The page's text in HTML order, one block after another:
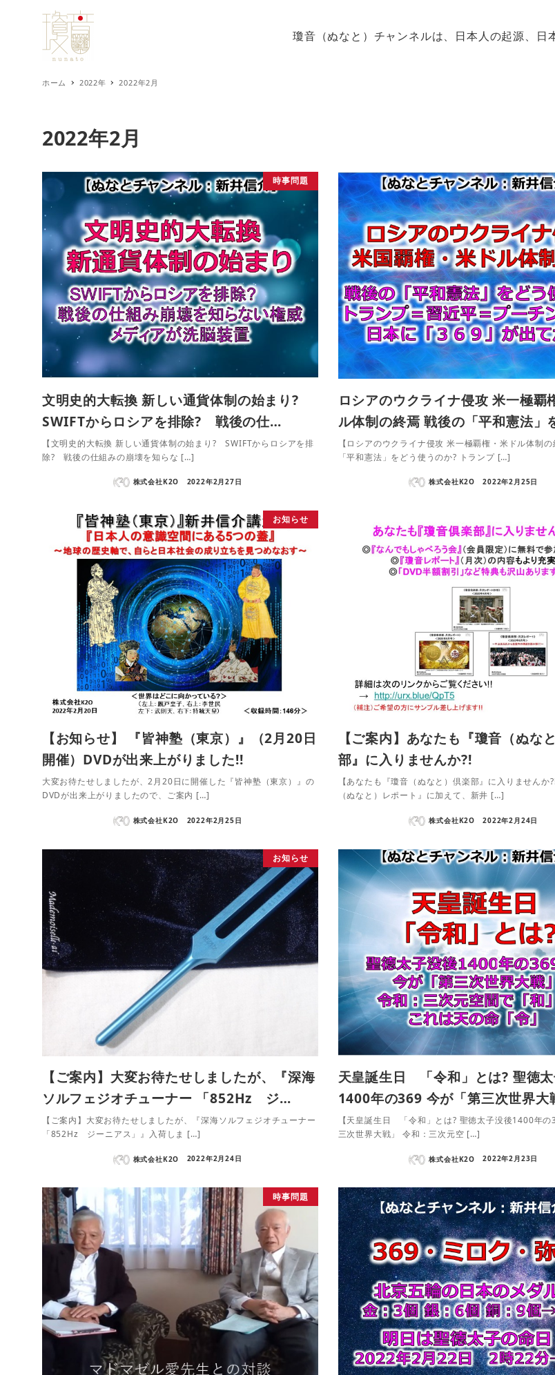
瓊音（ぬなと）チャンネルは、日本人の起源、日
ホーム 2022年 2022年2月
2022年2月
時事問題
文明史的大転換 新しい通貨体制の始まり?
SWIFTからロシアを排除? 戦後の仕…
【文明史的大転換 新しい通貨体制の始まり? SWIFTからロシアを排
除? 戦後の仕組みの崩壊を知らな […]
株式会社K2O 2022年2月27日
ロシアのウクライナ侵攻 米一極覇
ル体制の終焉 戦後の「平和憲法」
【ロシアのウクライナ侵攻 米一極覇権・米ドル体制
「平和憲法」をどう使うのか? トランプ […]
株式会社K2O 2022年2月25日
お知らせ
【お知らせ】 『皆神塾（東京）』（2月20日
開催）DVDが出来上がりました!!
大変お待たせしましたが、2月20日に開催した『皆神塾（東京）』の
DVDが出来上がりましたので、ご案内 […]
株式会社K2O 2022年2月25日
【ご案内】あなたも『瓊音（ぬな
部』に入りませんか?!
【あなたも『瓊音（ぬなと）倶楽部』に入りませんか
（ぬなと）レポート』に加えて、新井 […]
株式会社K2O 2022年2月24日
お知らせ
【ご案内】大変お待たせしましたが、『深海
ソルフェジオチューナー 「852Hz ジ…
【ご案内】大変お待たせしましたが、『深海ソルフェジオチューナー
「852Hz ジーニアス」』入荷しま […]
株式会社K2O 2022年2月24日
天皇誕生日 「令和」とは? 聖徳
1400年の369 今が「第三次世界
【天皇誕生日 「令和」とは? 聖徳太子没後1400年
三次世界大戦」 令和：三次元空 […]
株式会社K2O 2022年2月23日
時事問題